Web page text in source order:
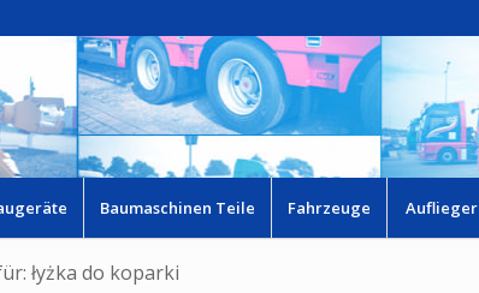
Baumaschinen Teile Fahrzeuge Auflieger
łyżka do koparki